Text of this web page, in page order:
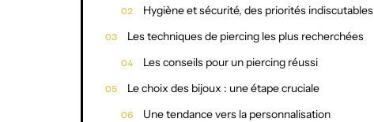
Hygiène et sécurité, des priorités indiscutables
Les techniques de piercing les plus recherchées
Les conseils pour un piercing réussi
Le choix des bijoux : une étape cruciale
Une tendance vers la personnalisation